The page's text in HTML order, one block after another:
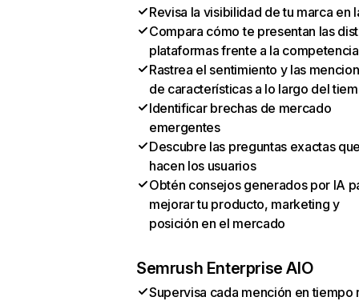
Revisa la visibilidad de tu marca en
Compara cómo te presentan las
plataformas frente a la competencia
Rastrea el sentimiento y las
de características a lo largo del
Identificar brechas de mercado
emergentes
Descubre las preguntas exactas
hacen los usuarios
Obtén consejos generados por IA
mejorar tu producto, marketing y
posición en el mercado
Semrush Enterprise AIO
Supervisa cada mención en tiempo